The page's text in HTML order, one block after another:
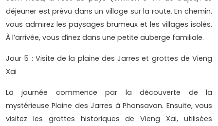
déjeuner est prévu dans un village sur la route. En chemin,
vous admirez les paysages brumeux et les villages isolés.
À l’arrivée, vous dînez dans une petite auberge familiale.
Jour 5 : Visite de la plaine des Jarres et grottes de Vieng
Xai
La journée commence par la découverte de la
mystérieuse Plaine des Jarres à Phonsavan. Ensuite, vous
visitez les grottes historiques de Vieng Xai, utilisées